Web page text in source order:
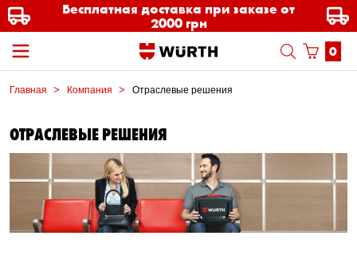
Бесплатная доставка при заказе от
2000 грн
0
Главная Компания Отраслевые решения
ОТРАСЛЕВЫЕ РЕШЕНИЯ